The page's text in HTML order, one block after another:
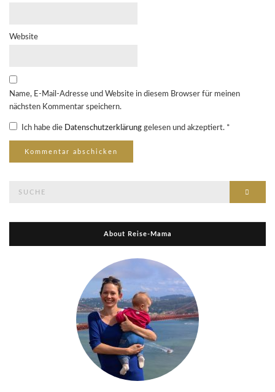
Website
Name, E-Mail-Adresse und Website in diesem Browser für meinen
nächsten Kommentar speichern.
Ich habe die Datenschutzerklärung gelesen und akzeptiert. *
About Reise-Mama